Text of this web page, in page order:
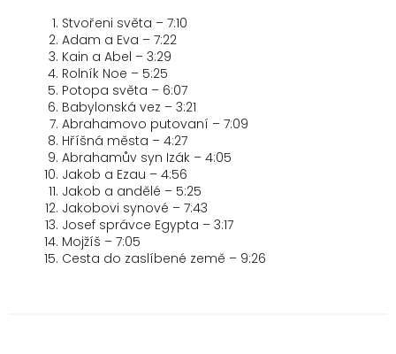
Stvořeni světa – 7:10
Adam a Eva – 7:22
Kain a Abel – 3:29
Rolník Noe – 5:25
Potopa světa – 6:07
Babylonská vez – 3:21
Abrahamovo putovaní – 7:09
Hříšná města – 4:27
Abrahamův syn Izák – 4:05
Jakob a Ezau – 4:56
Jakob a andělé – 5:25
Jakobovi synové – 7:43
Josef správce Egypta – 3:17
Mojžíš – 7:05
Cesta do zaslíbené země – 9:26